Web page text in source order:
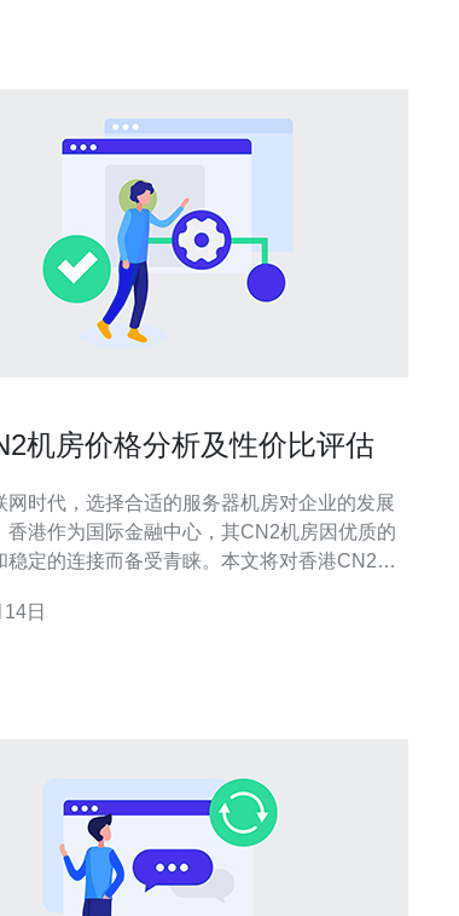
机房价格分析及性价比评估
网时代，选择合适的服务器机房对企业的发展
香港作为国际金融中心，其CN2机房因优质的
稳定的连接而备受青睐。本文将对香港CN2机
的基本情况是至
日